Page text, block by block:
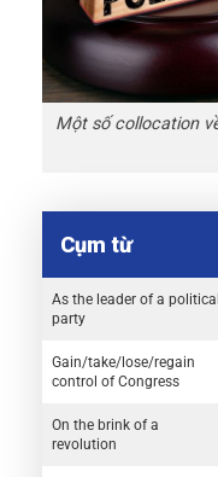
Một số collocation
Cụm từ
As the leader of a political
party
Gain/take/lose/regain
control of Congress
On the brink of a
revolution